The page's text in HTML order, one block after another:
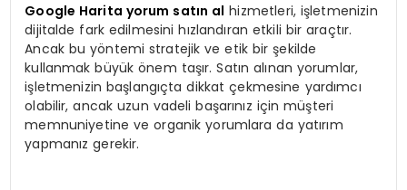
Google Harita yorum satın al hizmetleri, işletmenizin
dijitalde fark edilmesini hızlandıran etkili bir araçtır.
Ancak bu yöntemi stratejik ve etik bir şekilde
kullanmak büyük önem taşır. Satın alınan yorumlar,
işletmenizin başlangıçta dikkat çekmesine yardımcı
olabilir, ancak uzun vadeli başarınız için müşteri
memnuniyetine ve organik yorumlara da yatırım
yapmanız gerekir.